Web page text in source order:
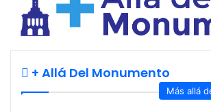
+ Allá Del Monumento
Más allá